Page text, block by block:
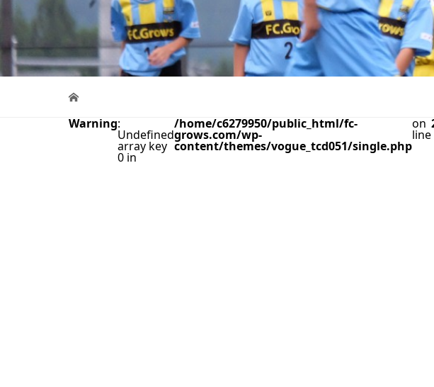
Warning:
Undefined
array key
0 in
/home/c6279950/public_html/fc-
grows.com/wp-
content/themes/vogue_tcd051/single.php
on
line